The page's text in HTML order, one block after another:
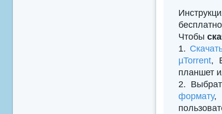
Чтобы
1.
µTorrent,
планшет
2.
формату,